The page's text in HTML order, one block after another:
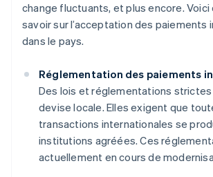
change fluctuants, et plus encore. Voici
savoir sur l’acceptation des paiements
dans le pays.
Réglementation des paiements
Des lois et réglementations
devise locale. Elles exigent que
transactions internationales se
institutions agréées. Ces
actuellement en cours de